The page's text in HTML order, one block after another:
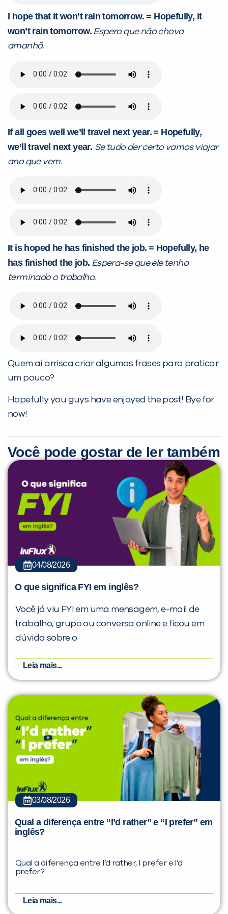
I hope that it won’t rain tomorrow. = Hopefully, it
won’t rain tomorrow. Espero que não chova
amanhã.
If all goes well we’ll travel next year.= Hopefully,
we’ll travel next year. Se tudo der certo vamos viajar
ano que vem.
It is hoped he has finished the job. = Hopefully, he
has finished the job. Espera-se que ele tenha
terminado o trabalho.
Quem aí arrisca criar algumas frases para praticar
um pouco?
Hopefully you guys have enjoyed the post! Bye for
now!
Você pode gostar de ler também
04/08/2026
O que significa FYI em inglês?
Você já viu FYI em uma mensagem, e-mail de
trabalho, grupo ou conversa online e ficou em
dúvida sobre o
Leia mais...
03/08/2026
Qual a diferença entre “I’d rather” e “I prefer” em
inglês?
Qual a diferença entre I’d rather, I prefer e I’d
prefer?
Leia mais...